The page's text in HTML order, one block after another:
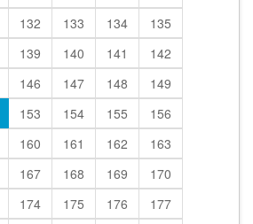
132 133 134
135
139 140 141
142
146 147 148
149
153 154 155
156
160 161 162
163
167 168 169
170
174 175 176
177